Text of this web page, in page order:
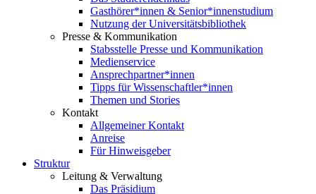
Gasthörer*innen & Senior*innenstudium
Nutzung der Universitätsbibliothek
Presse & Kommunikation
Stabsstelle Presse und Kommunikation
Medienservice
Ansprechpartner*innen
Tipps für Wissenschaftler*innen
Themen und Stories
Kontakt
Allgemeiner Kontakt
Anreise
Für Hinweisgeber
Struktur
Leitung & Verwaltung
Das Präsidium